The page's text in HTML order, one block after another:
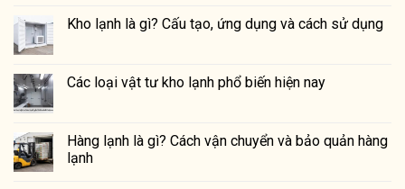
Kho lạnh là gì? Cấu tạo, ứng dụng và cách sử dụng
Các loại vật tư kho lạnh phổ biến hiện nay
Hàng lạnh là gì? Cách vận chuyển và bảo quản hàng
lạnh